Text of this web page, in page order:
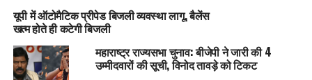
यूपी में ऑटोमैटिक प्रीपेड बिजली व्यवस्था लागू, बैलेंस
खत्म होते ही कटेगी बिजली
महाराष्ट्र राज्यसभा चुनाव: बीजेपी ने जारी की 4
उम्मीदवारों की सूची, विनोद तावड़े को टिकट